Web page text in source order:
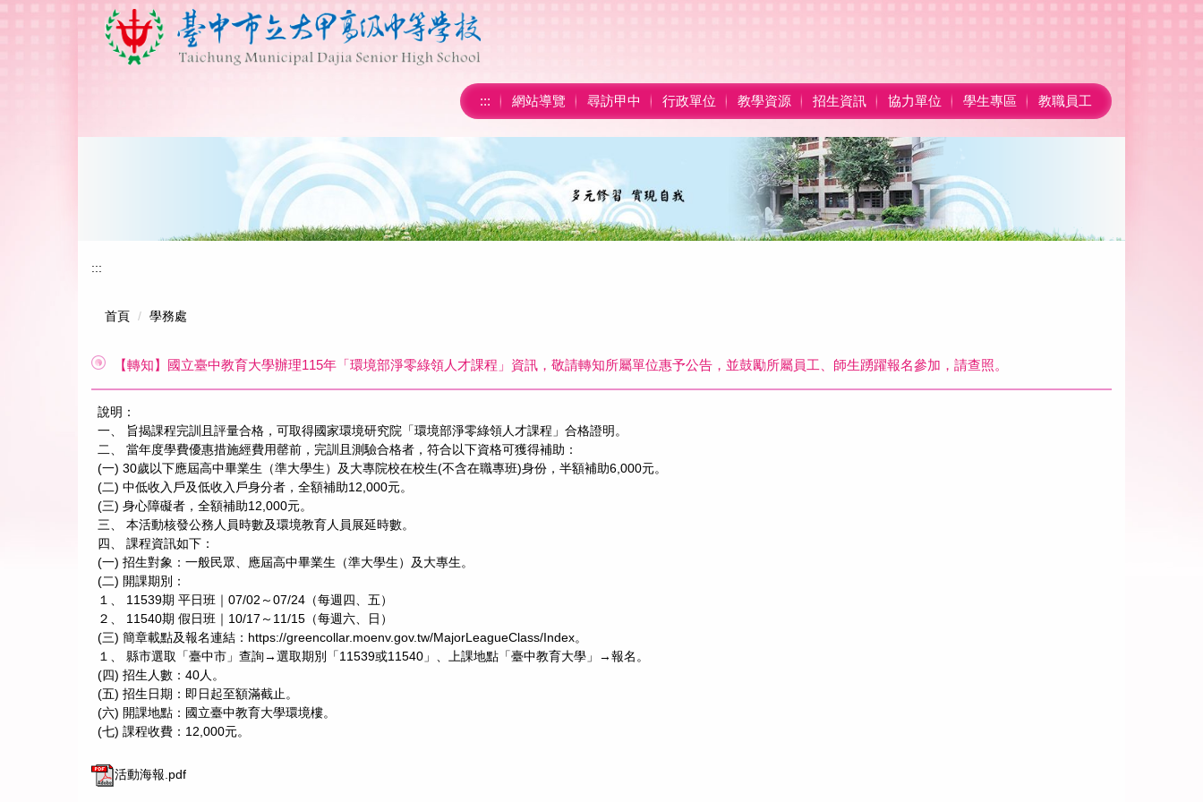
::: 網站導覽 尋訪甲中 行政單位 教學資源 招生資訊 協力單位 學生專區 教職員工
:::
首頁 學務處
【轉知】國立臺中教育大學辦理115年「環境部淨零綠領人才課程」資訊，敬請轉知所屬單位惠予公告，並鼓勵所屬員工、師生踴躍報名參加，請查照。
說明：
一、 旨揭課程完訓且評量合格，可取得國家環境研究院「環境部淨零綠領人才課程」合格證明。
二、 當年度學費優惠措施經費用罄前，完訓且測驗合格者，符合以下資格可獲得補助：
(一) 30歲以下應屆高中畢業生（準大學生）及大專院校在校生(不含在職專班)身份，半額補助6,000元。
(二) 中低收入戶及低收入戶身分者，全額補助12,000元。
(三) 身心障礙者，全額補助12,000元。
三、 本活動核發公務人員時數及環境教育人員展延時數。
四、 課程資訊如下：
(一) 招生對象：一般民眾、應屆高中畢業生（準大學生）及大專生。
(二) 開課期別：
１、 11539期 平日班｜07/02～07/24（每週四、五）
２、 11540期 假日班｜10/17～11/15（每週六、日）
(三) 簡章載點及報名連結：https://greencollar.moenv.gov.tw/MajorLeagueClass/Index。
１、 縣市選取「臺中市」查詢→選取期別「11539或11540」、上課地點「臺中教育大學」→報名。
(四) 招生人數：40人。
(五) 招生日期：即日起至額滿截止。
(六) 開課地點：國立臺中教育大學環境樓。
(七) 課程收費：12,000元。
活動海報.pdf